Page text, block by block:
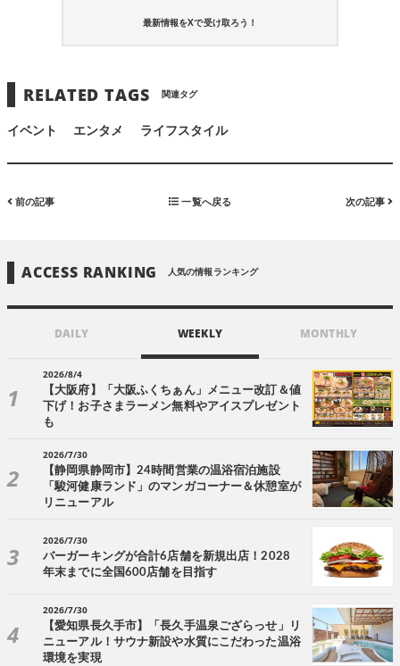
最新情報をXで受け取ろう！
RELATED TAGS 関連タグ
イベント エンタメ ライフスタイル
前の記事 一覧へ戻る 次の記事
ACCESS RANKING 人気の情報ランキング
DAILY WEEKLY MONTHLY
2026/8/4
【大阪府】「大阪ふくちぁん」メニュー改訂＆値
下げ！お子さまラーメン無料やアイスプレゼント
も
2026/7/30
【静岡県静岡市】24時間営業の温浴宿泊施設
「駿河健康ランド」のマンガコーナー＆休憩室が
リニューアル
2026/7/30
バーガーキングが合計6店舗を新規出店！2028
年末までに全国600店舗を目指す
2026/7/30
【愛知県長久手市】「長久手温泉ござらっせ」リ
ニューアル！サウナ新設や水質にこだわった温浴
環境を実現